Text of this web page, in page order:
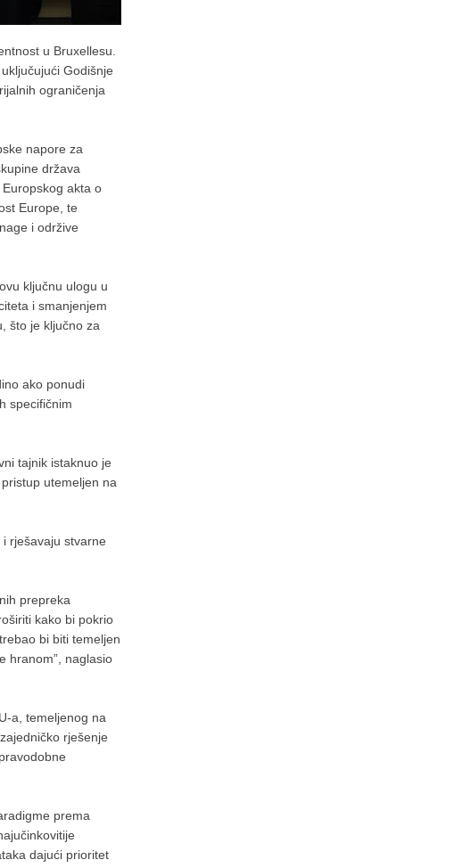
u Bruxellesu.
Godišnje
ograničenja
napore za
država
akta o
Europe, te
i održive
ključnu ulogu u
i smanjenjem
što je ključno za
ako ponudi
specifičnim
tajnik istaknuo je
utemeljen na
rješavaju stvarne
prepreka
kako bi pokrio
bi biti temeljen
hranom”, naglasio
a, temeljenog na
rješenje
prema
dajući prioritet